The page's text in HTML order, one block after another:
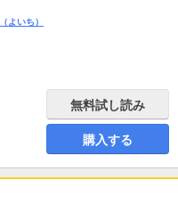
（よいち）
無料試し読み
購入する